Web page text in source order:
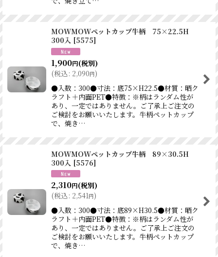
MOWMOWペットカップ牛柄 75×22.5H
300入 [5575]
1,900円(税別)
(税込: 2,090円)
●入数：300●寸法：底75×H22.5●材質：晒ク
ラフト＋内面PET●特徴：※柄はランダム性が
あり、一定ではありません。ご了承上ご注文の
ご検討をお願いいたします。牛柄ペットカップ
で、焼き…
MOWMOWペットカップ牛柄 89×30.5H
300入 [5576]
2,310円(税別)
(税込: 2,541円)
●入数：300●寸法：底89×H30.5●材質：晒ク
ラフト＋内面PET●特徴：※柄はランダム性が
あり、一定ではありません。ご了承上ご注文の
ご検討をお願いいたします。牛柄ペットカップ
で、焼き…